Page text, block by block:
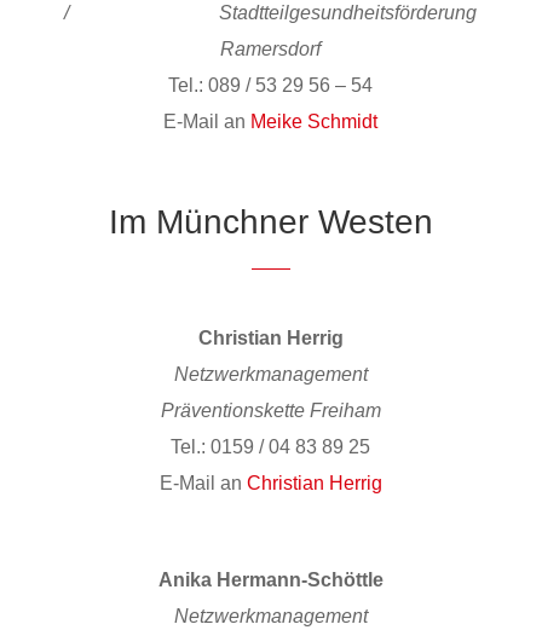
/Stadtteilgesundheitsförderung
Ramersdorf
Tel.: 089 / 53 29 56 – 54
E-Mail an Meike Schmidt
Im Münchner Westen
Christian Herrig
Netzwerkmanagement
Präventionskette Freiham
Tel.: 0159 / 04 83 89 25
E-Mail an Christian Herrig
Anika Hermann-Schöttle
Netzwerkmanagement